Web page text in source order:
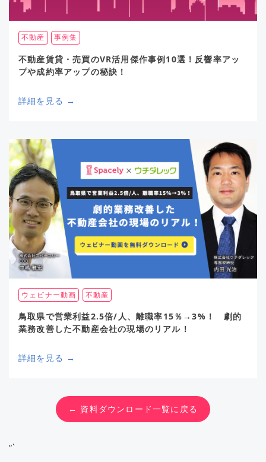
不動産 事例集
不動産賃貸・売買のVR活用傑作事例10選！反響率アッ
プや成約率アップの秘訣！
詳細を見る →
ウェビナー動画 不動産
鳥取県で営業利益2.5倍/人、離職率15％→3%！ 劇的
業務改善した不動産会社の現場のリアル！
詳細を見る →
← 資料ダウンロード一覧に戻る
“`